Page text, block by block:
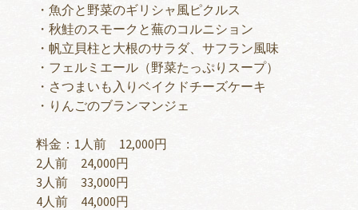
・魚介と野菜のギリシャ風ピクルス
・秋鮭のスモークと蕪のコルニション
・帆立貝柱と大根のサラダ、サフラン風味
・フェルミエール（野菜たっぷりスープ）
・さつまいも入りベイクドチーズケーキ
・りんごのブランマンジェ
料金：1人前 12,000円
2人前 24,000円
3人前 33,000円
4人前 44,000円